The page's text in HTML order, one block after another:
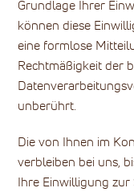
Grundlage Ihrer
können diese
eine formlose
Rechtmäßigkeit der
unberührt.
Die von Ihnen im
verbleiben bei uns,
Ihre Einwilligung